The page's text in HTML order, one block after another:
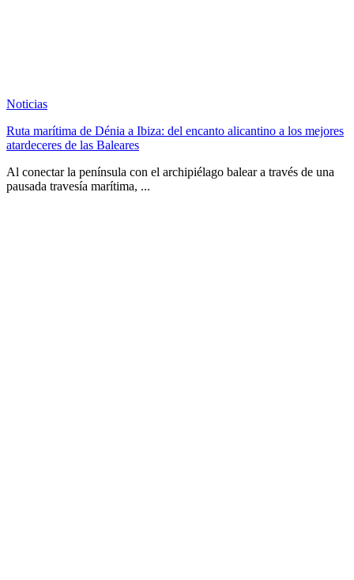
Noticias
Ruta marítima de Dénia a Ibiza: del encanto alicantino a los mejores
atardeceres de las Baleares
Al conectar la península con el archipiélago balear a través de una
pausada travesía marítima, ...